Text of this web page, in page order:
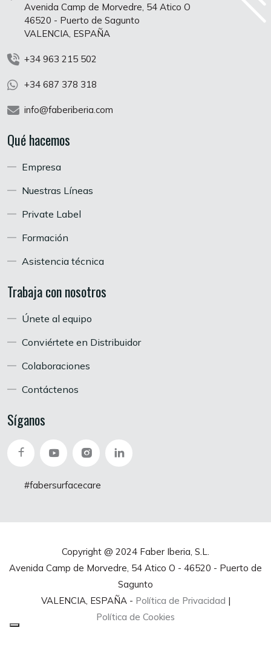
Avenida Camp de Morvedre, 54 Atico O
46520 - Puerto de Sagunto
VALENCIA, ESPAÑA
+34 963 215 502
+34 687 378 318
info@faberiberia.com
Qué hacemos
Empresa
Nuestras Líneas
Private Label
Formación
Asistencia técnica
Trabaja con nosotros
Únete al equipo
Conviértete en Distribuidor
Colaboraciones
Contáctenos
Síganos
#fabersurfacecare
Copyright @ 2024 Faber Iberia, S.L.
Avenida Camp de Morvedre, 54 Atico O - 46520 - Puerto de
Sagunto
VALENCIA, ESPAÑA - Política de Privacidad |
Política de Cookies